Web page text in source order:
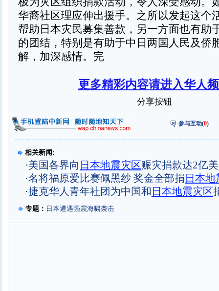
华裔社区理应伸出援手。之所以发起这个
帮助日本灾民募集善款，另一方面也有助
的团结，特别是有助于中日两国人民及侨
解，加深感情。完
更多精彩内容请进入华人
分享按钮
参与互动(0)
相关新闻:
·美国各界向 日本地震灾区赈灾捐款达2亿
·名将福原爱比赛佩黑纱 奖金全部捐 日本
·捷克华人青年社团为中国和 日本地震灾区
专题： 日本遭遇强震海啸袭击